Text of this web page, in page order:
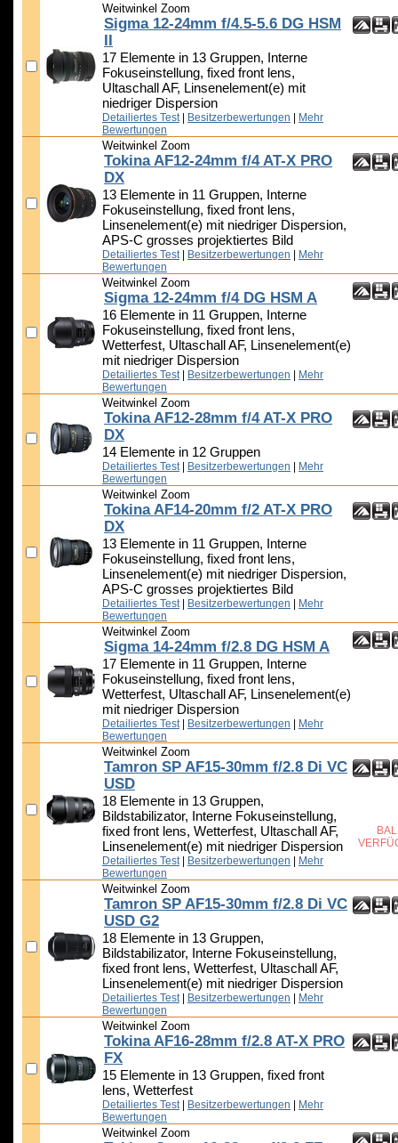
Weitwinkel Zoom
Sigma 12-24mm f/4.5-5.6 DG HSM
17 Elemente in 13 Gruppen, Interne
Fokuseinstellung, fixed front lens,
Ultaschall AF, Linsenelement(e) mit
niedriger Dispersion
Detailiertes Test Besitzerbewertungen
Mehr
Bewertungen
Weitwinkel Zoom
Tokina AF12-24mm f/4 AT-X PRO
DX
13 Elemente in 11 Gruppen, Interne
Fokuseinstellung, fixed front lens,
Linsenelement(e) mit niedriger Dispersion,
APS-C grosses projektiertes Bild
Detailiertes Test Besitzerbewertungen
Mehr
Bewertungen
Weitwinkel Zoom
Sigma 12-24mm f/4 DG HSM A
16 Elemente in 11 Gruppen, Interne
Fokuseinstellung, fixed front lens,
Wetterfest, Ultaschall AF, Linsenelement(e)
mit niedriger Dispersion
Detailiertes Test Besitzerbewertungen
Mehr
Bewertungen
Weitwinkel Zoom
Tokina AF12-28mm f/4 AT-X PRO
DX
14 Elemente in 12 Gruppen
Detailiertes Test Besitzerbewertungen
Mehr
Bewertungen
Weitwinkel Zoom
Tokina AF14-20mm f/2 AT-X PRO
DX
13 Elemente in 11 Gruppen, Interne
Fokuseinstellung, fixed front lens,
Linsenelement(e) mit niedriger Dispersion,
APS-C grosses projektiertes Bild
Detailiertes Test Besitzerbewertungen
Mehr
Bewertungen
Weitwinkel Zoom
Sigma 14-24mm f/2.8 DG HSM A
17 Elemente in 11 Gruppen, Interne
Fokuseinstellung, fixed front lens,
Wetterfest, Ultaschall AF, Linsenelement(e)
mit niedriger Dispersion
Detailiertes Test Besitzerbewertungen
Mehr
Bewertungen
Weitwinkel Zoom
Tamron SP AF15-30mm f/2.8 Di VC
USD
18 Elemente in 13 Gruppen,
Bildstabilizator, Interne Fokuseinstellung,
fixed front lens, Wetterfest, Ultaschall AF,
Linsenelement(e) mit niedriger Dispersion
Detailiertes Test
Besitzerbewertungen
Mehr
Bewertungen
Weitwinkel Zoom
Tamron SP AF15-30mm f/2.8 Di VC
USD G2
18 Elemente in 13 Gruppen,
Bildstabilizator, Interne Fokuseinstellung,
fixed front lens, Wetterfest, Ultaschall AF,
Linsenelement(e) mit niedriger Dispersion
Detailiertes Test Besitzerbewertungen
Mehr
Bewertungen
Weitwinkel Zoom
Tokina AF16-28mm f/2.8 AT-X PRO
FX
15 Elemente in 13 Gruppen, fixed front
lens, Wetterfest
Detailiertes Test Besitzerbewertungen
Mehr
Bewertungen
Weitwinkel Zoom